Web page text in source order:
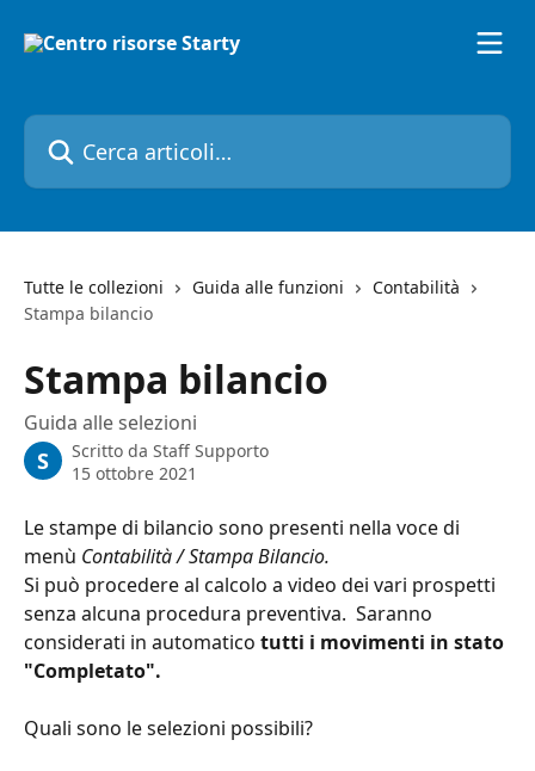
Cerca articoli…
Tutte le collezioni Guida alle funzioni
Contabilità
Stampa bilancio
Stampa bilancio
Guida alle selezioni
S Scritto da Staff Supporto
15 ottobre 2021
Le stampe di bilancio sono presenti nella voce di
menù Contabilità / Stampa Bilancio.
Si può procedere al calcolo a video dei vari prospetti
senza alcuna procedura preventiva.  Saranno
considerati in automatico tutti i movimenti in stato
"Completato".
Quali sono le selezioni possibili?